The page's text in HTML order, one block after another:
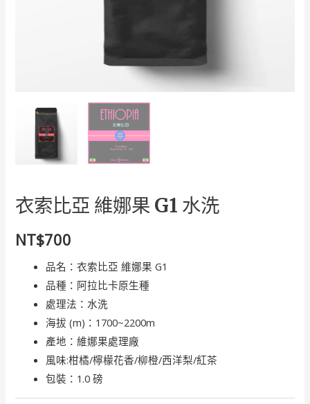
衣索比亞 維娜果 G1 水洗
NT$700
品名：衣索比亞 維娜果 G1
品種：阿拉比卡原生種
處理法：水洗
海拔 (m)：1700~2200m
產地：維娜果處理廠
風味:柑橘/檸檬花香/柳橙/西洋梨/紅茶
包裝：1.0 磅